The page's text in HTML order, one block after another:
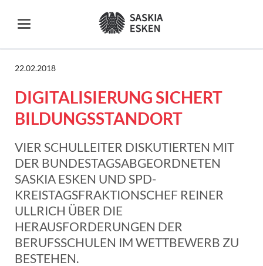
22.02.2018
DIGITALISIERUNG SICHERT
BILDUNGSSTANDORT
VIER SCHULLEITER DISKUTIERTEN MIT
DER BUNDESTAGSABGEORDNETEN
SASKIA ESKEN UND SPD-
KREISTAGSFRAKTIONSCHEF REINER
ULLRICH ÜBER DIE
HERAUSFORDERUNGEN DER
BERUFSSCHULEN IM WETTBEWERB ZU
BESTEHEN.